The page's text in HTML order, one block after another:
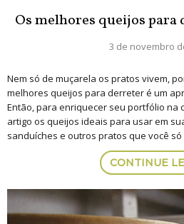
Os melhores queijos
3 de novembro
Nem só de muçarela os pratos vivem,
melhores queijos para derreter é um
Então, para enriquecer seu portfólio na
artigo os queijos ideais para usar em
sanduíches e outros pratos que você
CONTINUE